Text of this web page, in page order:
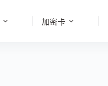
加密卡